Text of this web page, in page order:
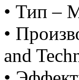
• Тип –
•
and